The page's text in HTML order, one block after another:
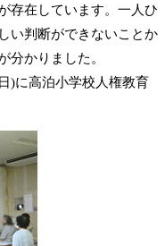
存在しています。一人ひ
い判断ができないことか
分かりました。
)に高泊小学校人権教育